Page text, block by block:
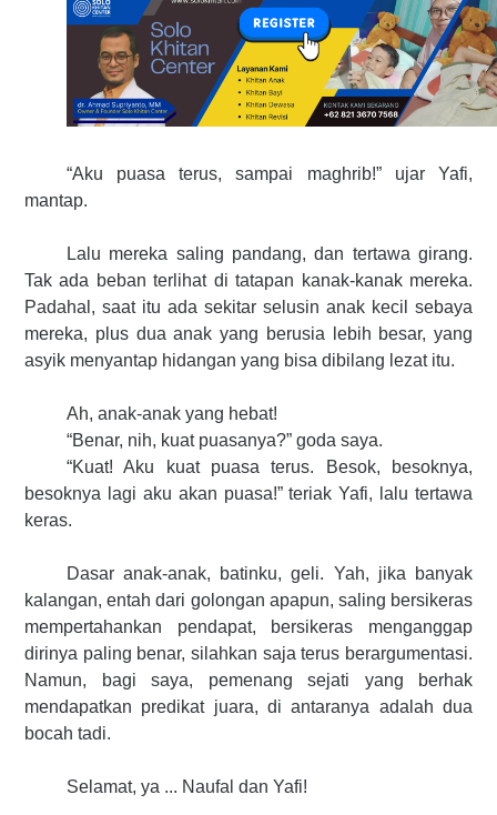
“Aku puasa terus, sampai maghrib!” ujar Yafi,
mantap.
Lalu mereka saling pandang, dan tertawa girang.
Tak ada beban terlihat di tatapan kanak-kanak mereka.
Padahal, saat itu ada sekitar selusin anak kecil sebaya
mereka, plus dua anak yang berusia lebih besar, yang
asyik menyantap hidangan yang bisa dibilang lezat itu.
Ah, anak-anak yang hebat!
“Benar, nih, kuat puasanya?” goda saya.
“Kuat! Aku kuat puasa terus. Besok, besoknya,
besoknya lagi aku akan puasa!” teriak Yafi, lalu tertawa
keras.
Dasar anak-anak, batinku, geli. Yah, jika banyak
kalangan, entah dari golongan apapun, saling bersikeras
mempertahankan pendapat, bersikeras menganggap
dirinya paling benar, silahkan saja terus berargumentasi.
Namun, bagi saya, pemenang sejati yang berhak
mendapatkan predikat juara, di antaranya adalah dua
bocah tadi.
Selamat, ya ... Naufal dan Yafi!